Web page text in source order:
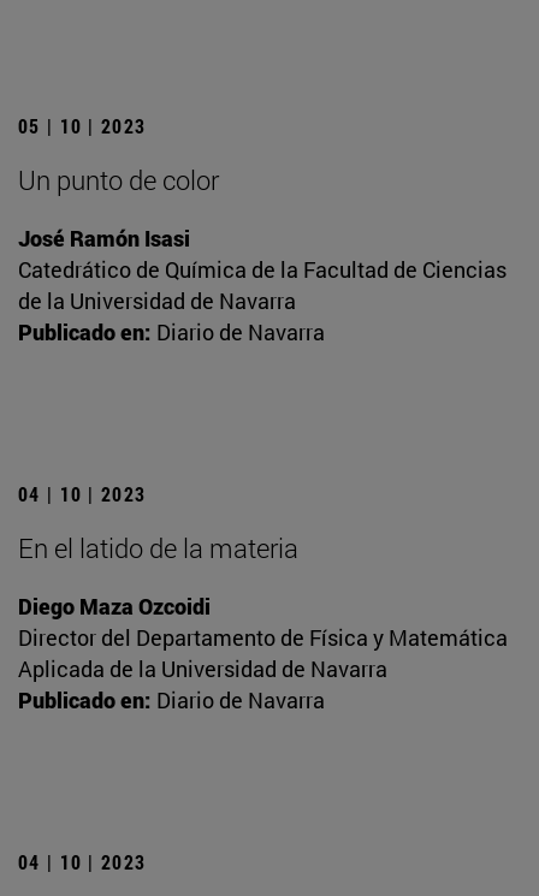
05 | 10 | 2023
Un punto de color
José Ramón Isasi
Catedrático de Química de la Facultad de Ciencias
de la Universidad de Navarra
Publicado en: Diario de Navarra
04 | 10 | 2023
En el latido de la materia
Diego Maza Ozcoidi
Director del Departamento de Física y Matemática
Aplicada de la Universidad de Navarra
Publicado en: Diario de Navarra
04 | 10 | 2023